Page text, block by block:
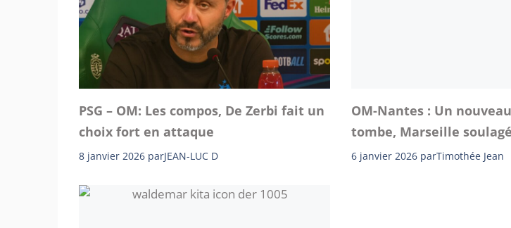
PSG – OM: Les compos, De Zerbi fait un
choix fort en attaque
8 janvier 2026 parJEAN-LUC D
OM-Nantes : Un
tombe, Marseille soulagé
6 janvier 2026 parTimothée Jean